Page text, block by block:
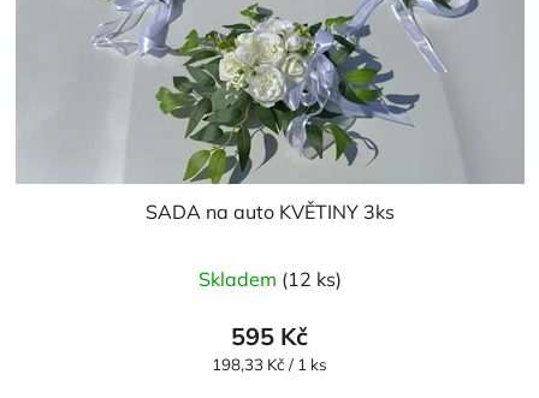
SADA na auto KVĚTINY 3ks
hodnocení
produktu
je
Skladem (12 ks)
595 Kč
Měrná
198,33 Kč / 1 ks